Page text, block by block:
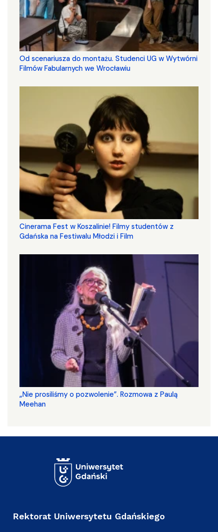
Od scenariusza do montażu. Studenci UG w Wytwórni
Filmów Fabularnych we Wrocławiu
Cinerama Fest w Koszalinie! Filmy studentów z
Gdańska na Festiwalu Młodzi i Film
„Nie prosiliśmy o pozwolenie”. Rozmowa z Paulą
Meehan
Rektorat Uniwersytetu Gdańskiego